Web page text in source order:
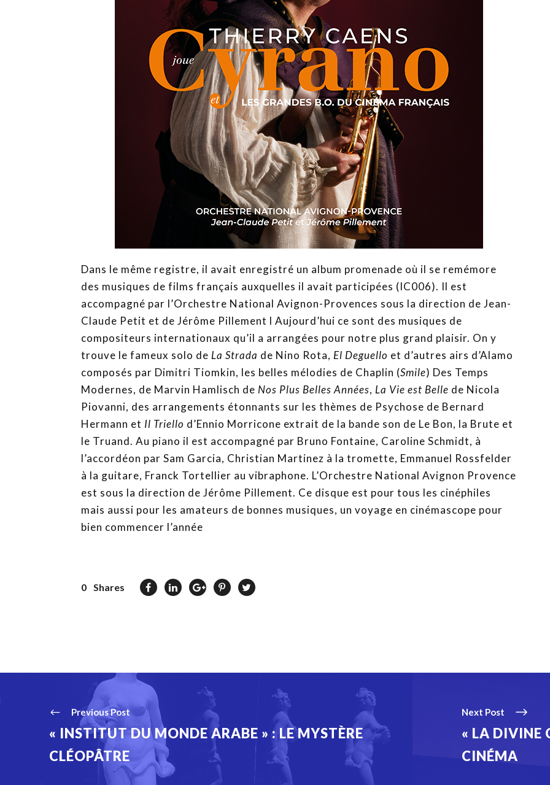
Dans le même registre, il avait enregistré un album promenade où il se remémore
des musiques de films français auxquelles il avait participées (IC006). Il est
accompagné par l’Orchestre National Avignon-Provences sous la direction de Jean-
Claude Petit et de Jérôme Pillement l Aujourd’hui ce sont des musiques de
compositeurs internationaux qu’il a arrangées pour notre plus grand plaisir. On y
trouve le fameux solo de La Strada de Nino Rota, El Deguello et d’autres airs d’Alamo
composés par Dimitri Tiomkin, les belles mélodies de Chaplin (Smile) Des Temps
Modernes, de Marvin Hamlisch de Nos Plus Belles Années, La Vie est Belle de Nicola
Piovanni, des arrangements étonnants sur les thèmes de Psychose de Bernard
Hermann et Il Triello d’Ennio Morricone extrait de la bande son de Le Bon, la Brute et
le Truand. Au piano il est accompagné par Bruno Fontaine, Caroline Schmidt, à
l’accordéon par Sam Garcia, Christian Martinez à la tromette, Emmanuel Rossfelder
à la guitare, Franck Tortellier au vibraphone. L’Orchestre National Avignon Provence
est sous la direction de Jérôme Pillement. Ce disque est pour tous les cinéphiles
mais aussi pour les amateurs de bonnes musiques, un voyage en cinémascope pour
bien commencer l’année
0 Shares
Previous Post
« INSTITUT DU MONDE ARABE » : LE MYSTÈRE
CLÉOPÂTRE
Next Post
« LA DIVINE
CINÉMA